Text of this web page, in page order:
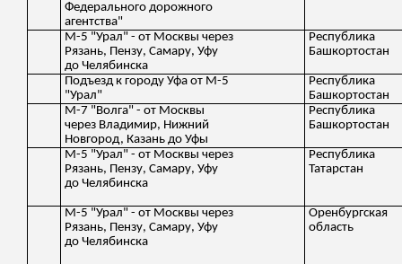
Федерального дорожного
агентства"
М-5 "Урал" - от Москвы через
Рязань, Пензу, Самару, Уфу
до Челябинска
Республика
Башкортостан
Подъезд к городу Уфа от М-5
"Урал"
Республика
Башкортостан
М-7 "Волга" - от Москвы
через Владимир, Нижний
Новгород, Казань до Уфы
Республика
Башкортостан
М-5 "Урал" - от Москвы через
Рязань, Пензу, Самару, Уфу
до Челябинска
Республика
Татарстан
М-5 "Урал" - от Москвы через
Рязань, Пензу, Самару, Уфу
до Челябинска
Оренбургская
область